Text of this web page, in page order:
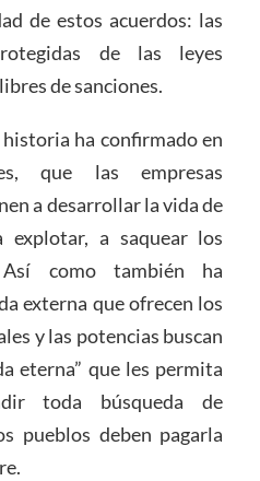
de estos acuerdos: las
de las leyes
de sanciones.
ha confirmado en
que las empresas
a desarrollar la vida de
explotar, a saquear los
como también ha
externa que ofrecen los
y las potencias buscan
eterna” que les permita
toda búsqueda de
pueblos deben pagarla